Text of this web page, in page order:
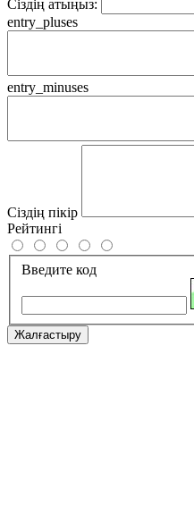
Сіздің атыңыз:
entry_pluses
entry_minuses
Сіздің пікір
Рейтингі
Введите код
Жалғастыру